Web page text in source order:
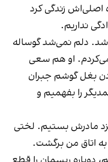
اصلی‌اش زندگی کرد
نداریم.
دلم نمی‌شد گوساله
او هم سعی
بغل گوشم جبران
را بفهمیم و
نزد مادرش بستیم. لختی
اتاق من برگشت.